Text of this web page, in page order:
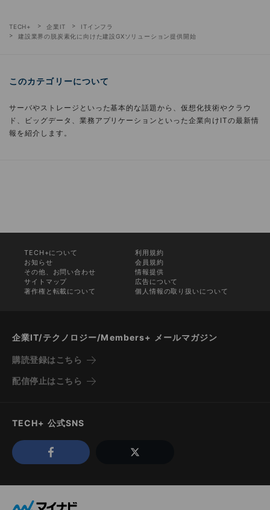
TECH+ 企業IT
ITインフラ
建設業界の脱炭素化に向けた建設GXソリューション提供開始
このカテゴリーについて
サーバやストレージといった基本的な話題から、仮想化技術やクラウ
ド、ビッグデータ、業務アプリケーションといった企業向けITの最新情
報を紹介します。
TECH+について
利用規約
お知らせ
会員規約
その他、お問い合わせ
情報提供
サイトマップ
広告について
著作権と転載について
個人情報の取り扱いについて
企業IT/テクノロジー/Members+ メールマガジン
購読登録はこちら
配信停止はこちら
TECH+ 公式SNS